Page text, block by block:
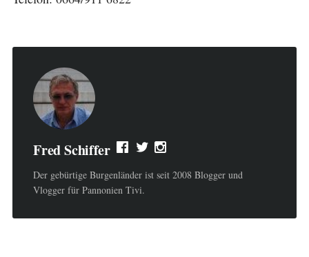
Fred Schiffer
Der gebürtige Burgenländer ist seit 2008 Blogger und
Vlogger für Pannonien Tivi.